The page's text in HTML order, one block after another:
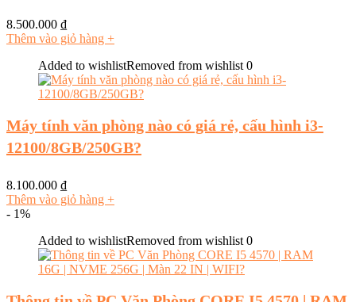
8.500.000 ₫
Thêm vào giỏ hàng +
Added to wishlistRemoved from wishlist 0
Máy tính văn phòng nào có giá rẻ, cấu hình i3-
12100/8GB/250GB?
8.100.000 ₫
Thêm vào giỏ hàng +
- 1%
Added to wishlistRemoved from wishlist 0